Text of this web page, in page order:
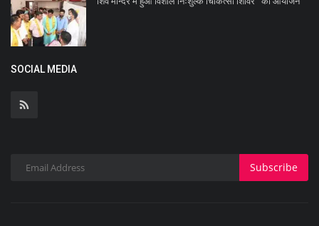
SOCIAL MEDIA
Subscribe